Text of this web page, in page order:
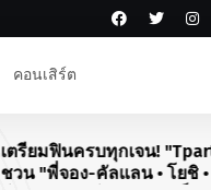
คอนเสิร์ต
เตรียมฟินครบทุกเจน!
ชวน "พี่จอง-คัลแลน • โยชิ